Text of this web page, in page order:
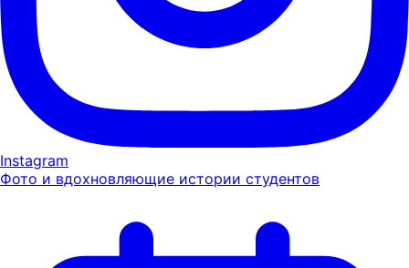
Instagram
Фото и вдохновляющие истории студентов